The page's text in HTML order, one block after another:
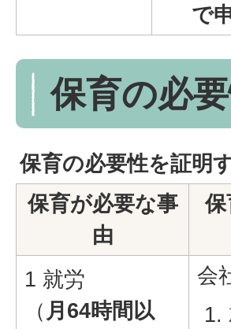
で
保育の必
保育の必要性を証明
保育が必要な事
由
保
1 就労
（ 月64時間以
会